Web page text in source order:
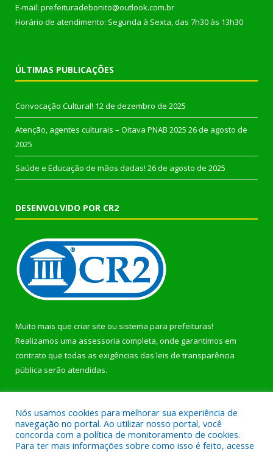
E-mail: prefeituradebonito@outlook.com.br
Horário de atendimento: Segunda à Sexta, das 7h30 às 13h30
ÚLTIMAS PUBLICAÇÕES
Convocação Cultural! 12 de dezembro de 2025
Atenção, agentes culturais – Oitava PNAB 2025 26 de agosto de
2025
Saúde e Educação de mãos dadas! 26 de agosto de 2025
DESENVOLVIDO POR CR2
Muito mais que criar site ou sistema para prefeituras!
Realizamos uma assessoria completa, onde garantimos em
contrato que todas as exigências das leis de transparência
pública serão atendidas.
Nós usamos cookies para melhorar sua experiência de
navegação no portal. Ao utilizar nosso portal, você
concorda com a política de monitoramento de cookies.
Para ter mais informações sobre como isso é feito, acesse